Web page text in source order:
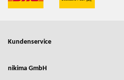
Kundenservice
nikima GmbH